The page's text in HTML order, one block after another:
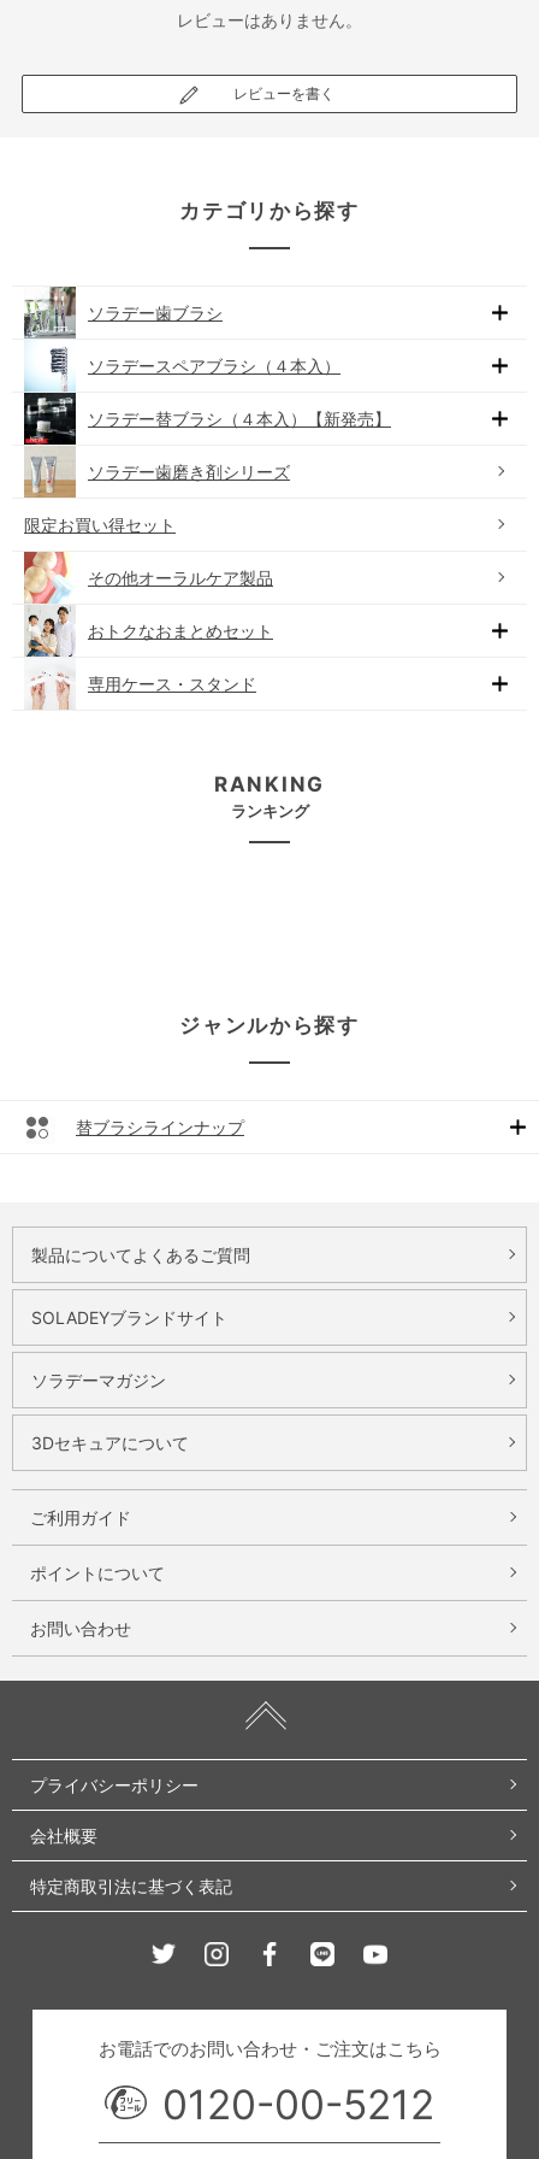
レビューはありません。
レビューを書く
カテゴリから探す
ソラデー歯ブラシ
ソラデースペアブラシ（４本入）
ソラデー替ブラシ（４本入）【新発売】
ソラデー歯磨き剤シリーズ
限定お買い得セット
その他オーラルケア製品
おトクなおまとめセット
専用ケース・スタンド
RANKING
ランキング
ジャンルから探す
替ブラシラインナップ
製品についてよくあるご質問
SOLADEYブランドサイト
ソラデーマガジン
3Dセキュアについて
ご利用ガイド
ポイントについて
お問い合わせ
プライバシーポリシー
会社概要
特定商取引法に基づく表記
Twitter InstagramFacebook
Line
お電話でのお問い合わせ・ご注文はこちら
0120-00-5212